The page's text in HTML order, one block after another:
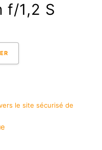
f/1,2 S
le site sécurisé de